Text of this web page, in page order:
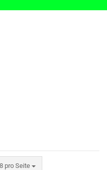
pro Seite
Seite